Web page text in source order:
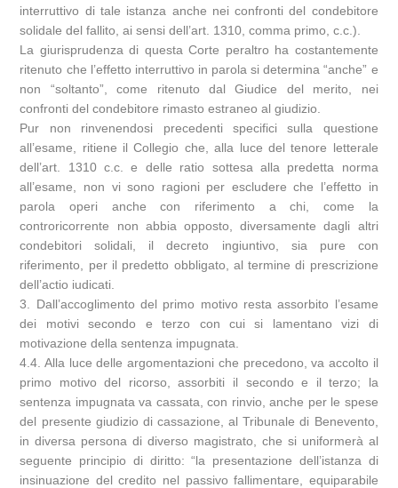
interruttivo di tale istanza anche nei confronti del condebitore
solidale del fallito, ai sensi dell’art. 1310, comma primo, c.c.).
La giurisprudenza di questa Corte peraltro ha costantemente
ritenuto che l’effetto interruttivo in parola si determina “anche” e
non “soltanto”, come ritenuto dal Giudice del merito, nei
confronti del condebitore rimasto estraneo al giudizio.
Pur non rinvenendosi precedenti specifici sulla questione
all’esame, ritiene il Collegio che, alla luce del tenore letterale
dell’art. 1310 c.c. e delle ratio sottesa alla predetta norma
all’esame, non vi sono ragioni per escludere che l’effetto in
parola operi anche con riferimento a chi, come la
controricorrente non abbia opposto, diversamente dagli altri
condebitori solidali, il decreto ingiuntivo, sia pure con
riferimento, per il predetto obbligato, al termine di prescrizione
dell’actio iudicati.
3. Dall’accoglimento del primo motivo resta assorbito l’esame
dei motivi secondo e terzo con cui si lamentano vizi di
motivazione della sentenza impugnata.
4.4. Alla luce delle argomentazioni che precedono, va accolto il
primo motivo del ricorso, assorbiti il secondo e il terzo; la
sentenza impugnata va cassata, con rinvio, anche per le spese
del presente giudizio di cassazione, al Tribunale di Benevento,
in diversa persona di diverso magistrato, che si uniformerà al
seguente principio di diritto: “la presentazione dell’istanza di
insinuazione del credito nel passivo fallimentare, equiparabile